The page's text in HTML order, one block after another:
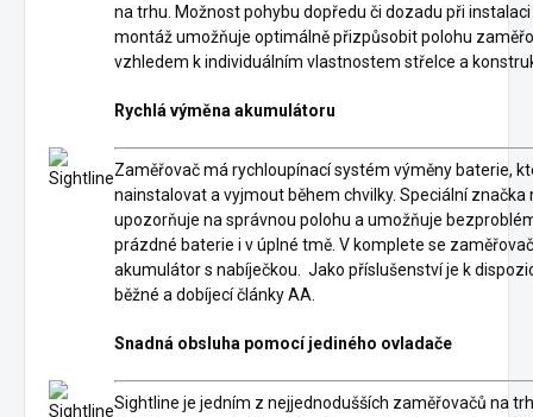
na trhu. Možnost pohybu dopředu či dozadu při
montáž umožňuje optimálně přizpůsobit polohu
vzhledem k individuálním vlastnostem střelce a
Rychlá výměna akumulátoru
Zaměřovač má rychloupínací systém výměny baterie,
nainstalovat a vyjmout během chvilky. Speciální značka
upozorňuje na správnou polohu a umožňuje
prázdné baterie i v úplné tmě. V komplete se
akumulátor s nabíječkou. Jako příslušenství je k
běžné a dobíjecí články AA.
Snadná obsluha pomocí jediného ovladače
Sightline je jedním z nejjednodušších zaměřovačů na